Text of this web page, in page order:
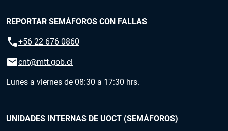
REPORTAR SEMÁFOROS CON FALLAS
call+56 22 676 0860
emailcnt@mtt.gob.cl
Lunes a viernes de 08:30 a 17:30 hrs.
UNIDADES INTERNAS DE UOCT (SEMÁFOROS)